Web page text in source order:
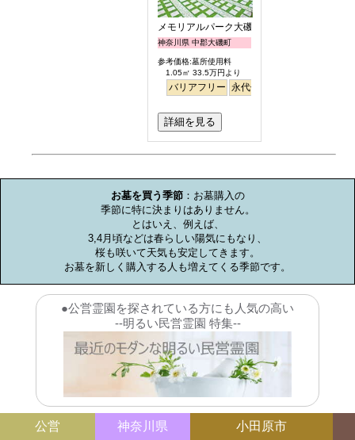
メモリアルパーク大磯
神奈川県 中郡大磯町
参考価格:墓所使用料
1.05㎡ 33.5万円より
バリアフリー 永代供養
詳細を見る
お墓を買う季節：お墓購入の
季節に特に決まりはありません。
とはいえ、例えば、
3,4月頃などは春らしい陽気にもなり、
桜も咲いて天気も安定してきます。
お墓を新しく購入する人も増えてくる季節です。
●公営霊園を探されている方にも人気の高い
--明るい民営霊園 特集--
公営 神奈川県 小田原市